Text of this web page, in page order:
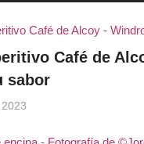
Café de
sabor